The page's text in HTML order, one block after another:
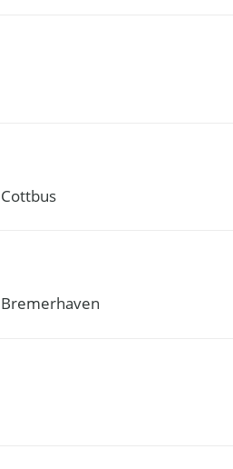
Cottbus
Bremerhaven